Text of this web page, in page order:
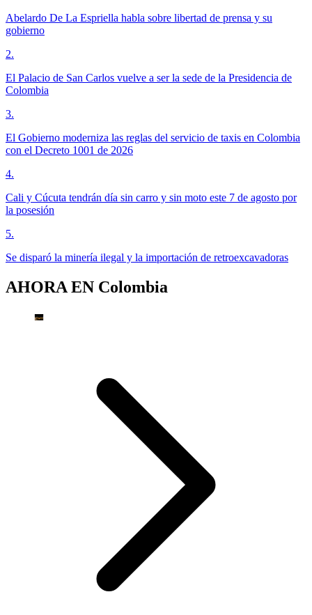
Abelardo De La Espriella habla sobre libertad de prensa y su
gobierno
2.
El Palacio de San Carlos vuelve a ser la sede de la Presidencia de
Colombia
3.
El Gobierno moderniza las reglas del servicio de taxis en Colombia
con el Decreto 1001 de 2026
4.
Cali y Cúcuta tendrán día sin carro y sin moto este 7 de agosto por
la posesión
5.
Se disparó la minería ilegal y la importación de retroexcavadoras
AHORA EN Colombia